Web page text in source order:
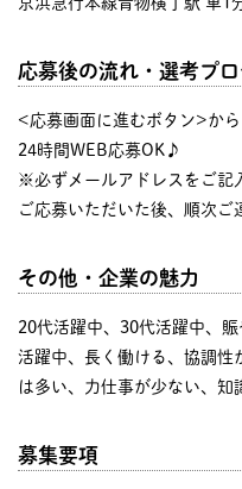
応募後の流れ・選考プロ
<応募画面に進むボタン>から
24時間WEB応募OK♪
※必ずメールアドレスをご記
ご応募いただいた後、順次ご
その他・企業の魅力
20代活躍中、30代活躍中、
活躍中、長く働ける、協調性
は多い、力仕事が少ない、知
募集要項